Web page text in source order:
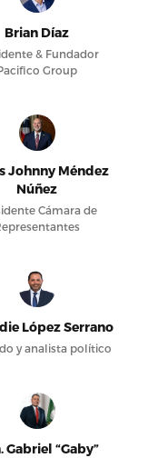
Brian Díaz
& Fundador
Group
Johnny Méndez
Núñez
Cámara de
López Serrano
y analista político
Gabriel “Gaby”